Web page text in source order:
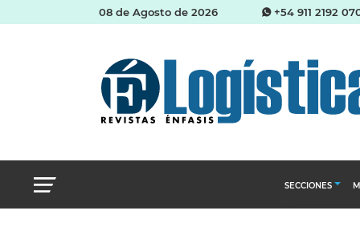
08 de Agosto de 2026 +54 911 2192
SECCIONES